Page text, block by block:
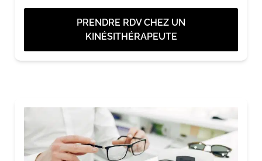
PRENDRE RDV CHEZ UN
KINÉSITHÉRAPEUTE